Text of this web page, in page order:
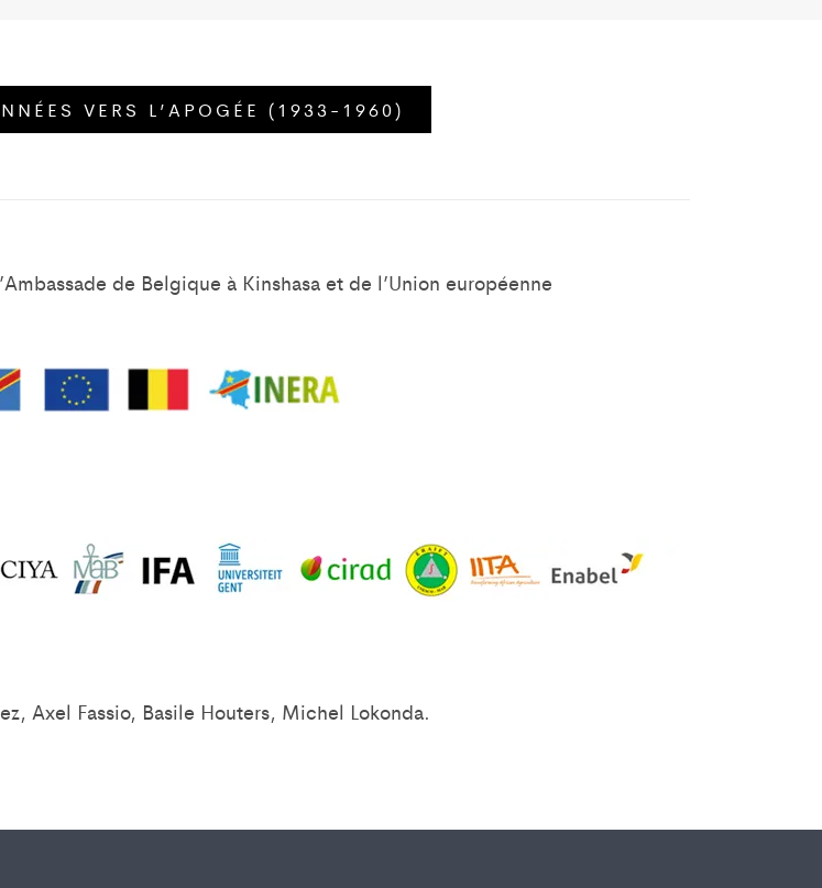
VERS L’APOGÉE (1933-1960)
de Belgique à Kinshasa et de l’Union européenne
Axel Fassio, Basile Houters, Michel Lokonda.